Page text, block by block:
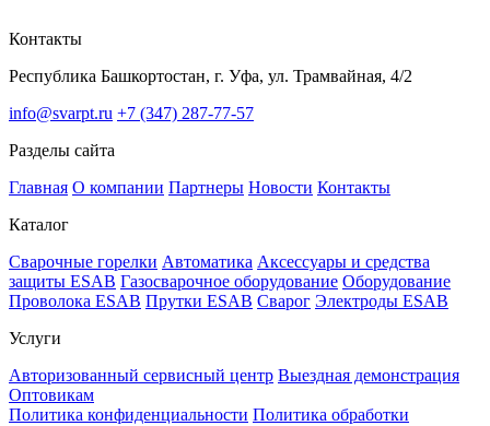
Контакты
Республика Башкортостан, г. Уфа, ул. Трамвайная, 4/2
info@svarpt.ru +7 (347) 287-77-57
Разделы сайта
Главная О компании Партнеры Новости Контакты
Каталог
Cварочные горелки Автоматика Аксессуары и средства
защиты ESAB Газосварочное оборудование Оборудование
Проволока ESAB Прутки ESAB Сварог Электроды ESAB
Услуги
Авторизованный сервисный центр Выездная демонстрация
Оптовикам
Политика конфиденциальности Политика обработки